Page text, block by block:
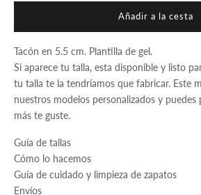
Añadir a la cesta
Tacón en 5.5 cm. Plantilla de gel.
Si aparece tu talla, esta disponible y listo
tu talla te la tendríamos que fabricar. Este
nuestros modelos personalizados y puedes
más te guste.
Guía de tallas
Cómo lo hacemos
Guía de cuidado y limpieza de zapatos
Envíos